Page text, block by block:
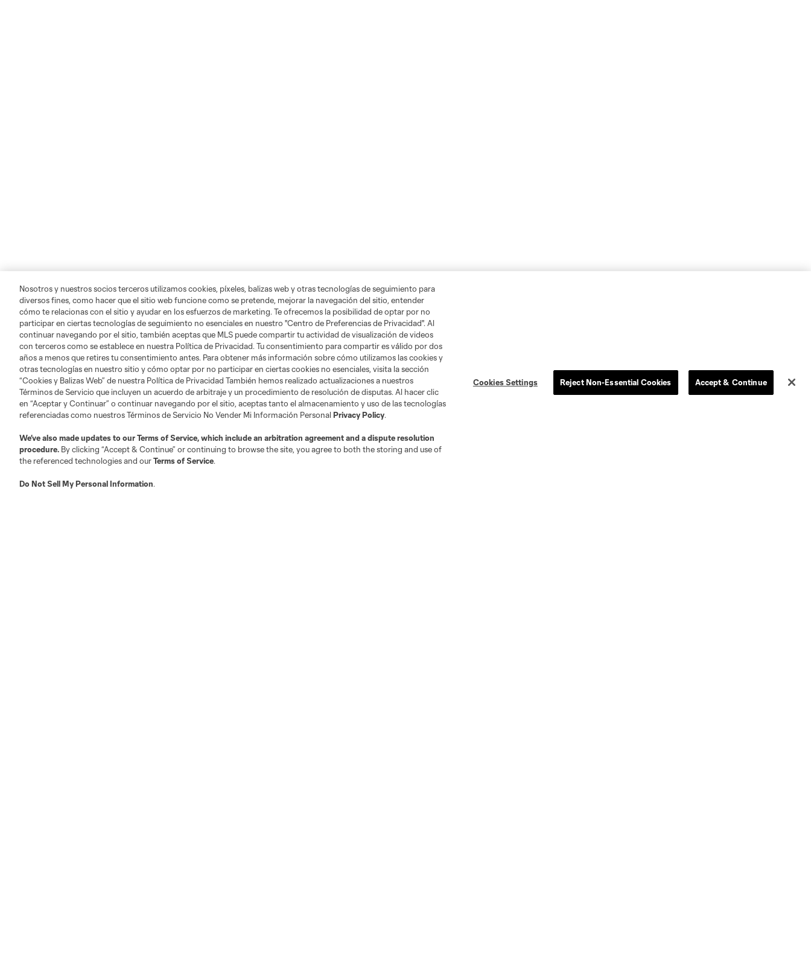
Nosotros y nuestros socios terceros utilizamos cookies, píxeles, balizas web y otras tecnologías de seguimiento para
diversos fines, como hacer que el sitio web funcione como se pretende, mejorar la navegación del sitio, entender
cómo te relacionas con el sitio y ayudar en los esfuerzos de marketing. Te ofrecemos la posibilidad de optar por no
participar en ciertas tecnologías de seguimiento no esenciales en nuestro "Centro de Preferencias de Privacidad". Al
continuar navegando por el sitio, también aceptas que MLS puede compartir tu actividad de visualización de videos
con terceros como se establece en nuestra Política de Privacidad. Tu consentimiento para compartir es válido por dos
años a menos que retires tu consentimiento antes. Para obtener más información sobre cómo utilizamos las cookies y
otras tecnologías en nuestro sitio y cómo optar por no participar en ciertas cookies no esenciales, visita la sección
“Cookies y Balizas Web” de nuestra Política de Privacidad También hemos realizado actualizaciones a nuestros
Términos de Servicio que incluyen un acuerdo de arbitraje y un procedimiento de resolución de disputas. Al hacer clic
en “Aceptar y Continuar” o continuar navegando por el sitio, aceptas tanto el almacenamiento y uso de las tecnologías
referenciadas como nuestros Términos de Servicio No Vender Mi Información Personal Privacy Policy.
We’ve also made updates to ourTerms of Service, which include an arbitration agreement and a dispute resolution
procedure. By clicking “Accept & Continue” or continuing to browse the site, you agree to both the storing and use of
the referenced technologies and ourTerms of Service.
Do Not Sell My Personal Information.
Cookies Settings Reject Non-Essential Cookies Accept & Continue